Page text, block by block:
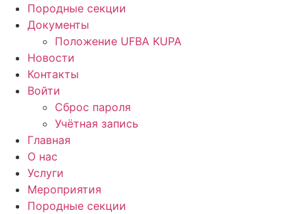
Породные секции
Документы
Положение UFBA KUPA
Новости
Контакты
Войти
Сброс пароля
Учётная запись
Главная
О нас
Услуги
Мероприятия
Породные секции